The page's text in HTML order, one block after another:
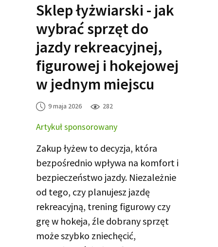
Sklep łyżwiarski - jak
wybrać sprzęt do
jazdy rekreacyjnej,
figurowej i hokejowej
w jednym miejscu
9 maja 2026 282
Artykuł sponsorowany
Zakup łyżew to decyzja, która
bezpośrednio wpływa na komfort i
bezpieczeństwo jazdy. Niezależnie
od tego, czy planujesz jazdę
rekreacyjną, trening figurowy czy
grę w hokeja, źle dobrany sprzęt
może szybko zniechęcić,